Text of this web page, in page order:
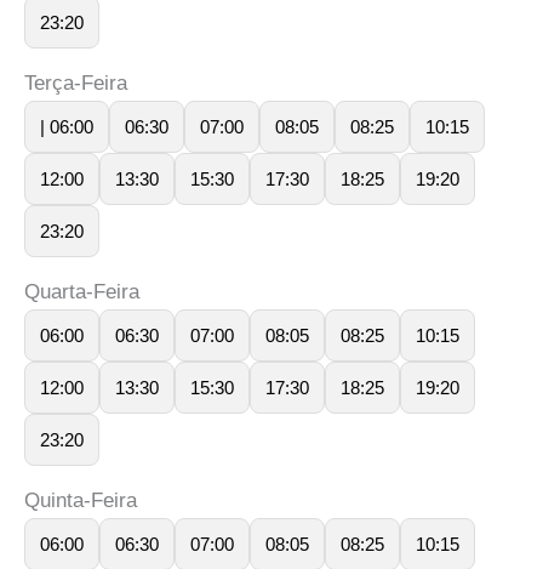
23:20
Terça-Feira
| 06:00 06:30 07:00 08:05 08:25 10:15
12:00 13:30 15:30 17:30 18:25 19:20
23:20
Quarta-Feira
06:00 06:30 07:00 08:05 08:25 10:15
12:00 13:30 15:30 17:30 18:25 19:20
23:20
Quinta-Feira
06:00 06:30 07:00 08:05 08:25 10:15